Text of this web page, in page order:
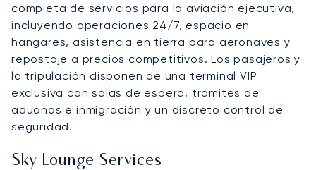
completa de servicios para la aviación ejecutiva,
incluyendo operaciones 24/7, espacio en
hangares, asistencia en tierra para aeronaves y
repostaje a precios competitivos. Los pasajeros y
la tripulación disponen de una terminal VIP
exclusiva con salas de espera, trámites de
aduanas e inmigración y un discreto control de
seguridad.
Sky Lounge Services